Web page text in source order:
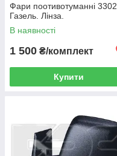
Фари поотивотуманні 3302
Газель. Лінза.
В наявності
1 500 ₴/комплект
Купити